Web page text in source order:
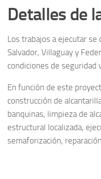
Detalles de
Los trabajos a ejecutar se
Salvador, Villaguay y
condiciones de
En función de este
construcción de
banquinas, limpieza de
estructural localizada,
semaforización,